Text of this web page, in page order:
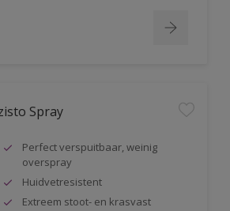
Spray
Perfect verspuitbaar, weinig
overspray
Huidvetresistent
Extreem stoot- en krasvast